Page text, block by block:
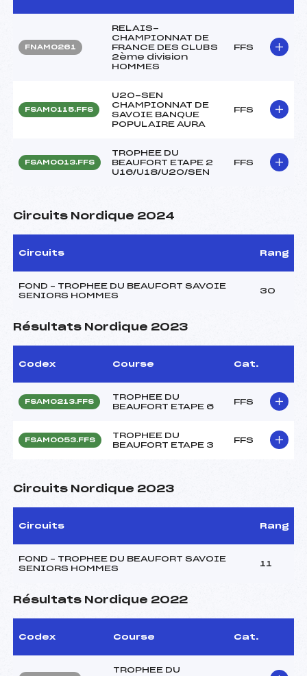
FNAM0261
RELAIS-
CHAMPIONNAT DE
FRANCE DES CLUBS
2ème division
HOMMES
FFS
FSAM0115.FFS
U20-SEN
CHAMPIONNAT DE
SAVOIE BANQUE
POPULAIRE AURA
FFS
FSAM0013.FFS
TROPHEE DU
BEAUFORT ETAPE 2
U16/U18/U20/SEN
FFS
Circuits Nordique 2024
Circuits Rang
FOND – TROPHEE DU BEAUFORT SAVOIE
SENIORS HOMMES
30
Résultats Nordique 2023
Codex Course Cat.
FSAM0213.FFS
TROPHEE DU
BEAUFORT ETAPE 6
FFS
FSAM0053.FFS
TROPHEE DU
BEAUFORT ETAPE 3
FFS
Circuits Nordique 2023
Circuits Rang
FOND – TROPHEE DU BEAUFORT SAVOIE
SENIORS HOMMES
11
Résultats Nordique 2022
Codex Course Cat.
TROPHEE DU